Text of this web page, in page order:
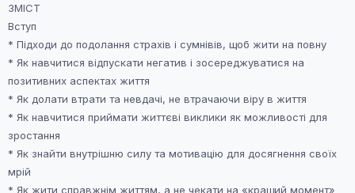
ЗМІСТ
Вступ
* Підходи до подолання страхів і сумнівів, щоб жити на повну
* Як навчитися відпускати негатив і зосереджуватися на
позитивних аспектах життя
* Як долати втрати та невдачі, не втрачаючи віру в життя
* Як навчитися приймати життєві виклики як можливості для
зростання
* Як знайти внутрішню силу та мотивацію для досягнення своїх
мрій
* Як жити справжнім життям, а не чекати на «кращий момент»